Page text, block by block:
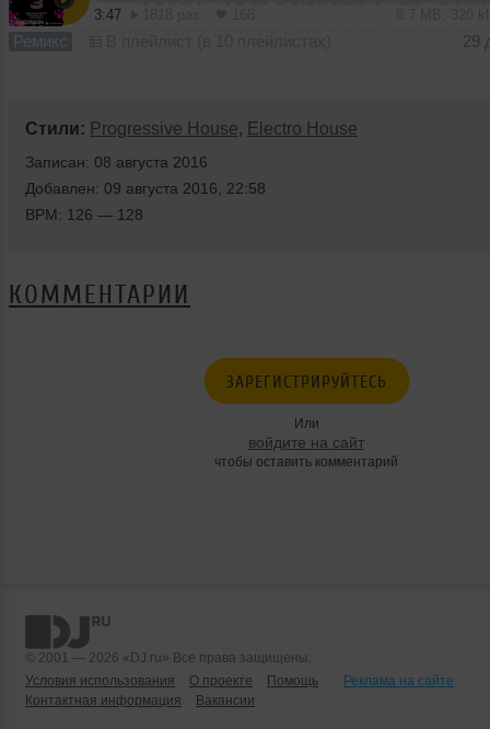
3:47
Ремикс 29
Стили: Progressive House, Electro House
Записан: 08 августа 2016
Добавлен: 09 августа 2016, 22:58
BPM: 126 — 128
КОММЕНТАРИИ
ЗАРЕГИСТРИРУЙТЕСЬ
Или
войдите на сайт
чтобы оставить комментарий
© 2001 — 2026 «DJ.ru» Все права защищены.
Условия использования
О проекте Помощь
Реклама на сайте
Контактная информация
Вакансии